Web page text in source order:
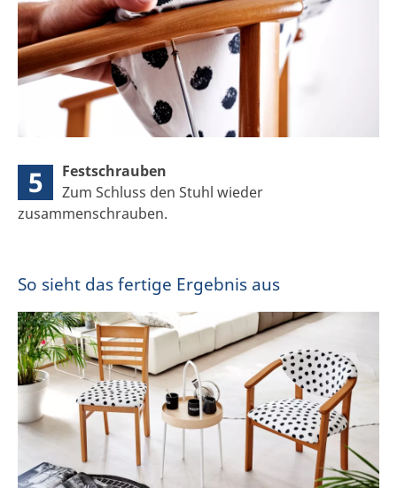
5
Festschrauben
Zum Schluss den Stuhl wieder
zusammenschrauben.
So sieht das fertige Ergebnis aus